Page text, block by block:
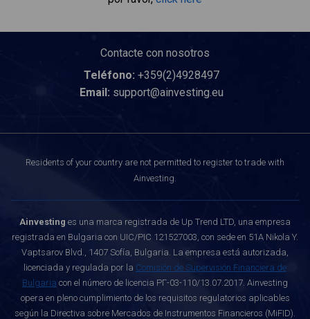
Contacte con nosotros
Teléfono: +359(2)4928497
Email: support@ainvesting.eu
Residents of your country are not permitted to register to trade with
Ainvesting.
Ainvesting es una marca registrada de Up Trend LTD, una empresa
registrada en Bulgaria con UIC/PIC 121527003, con sede en 51A Nikola Y.
Vaptsarov Blvd., 1407 Sofía, Bulgaria. La empresa está autorizada,
licenciada y regulada por la Comisión de Supervisión Financiera de
Bulgaria con el número de licencia РГ-03-110/13.07.2017. Ainvesting
opera en pleno cumplimiento de los requisitos regulatorios aplicables
según la Directiva sobre Mercados de Instrumentos Financieros (MiFID).